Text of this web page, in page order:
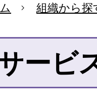
組織から探
ービ